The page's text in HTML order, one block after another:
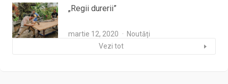
„Regii durerii”
martie 12, 2020
Noutăți
Vezi tot